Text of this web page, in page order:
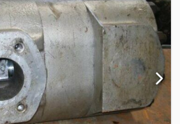
modifications, de vente entre deux et